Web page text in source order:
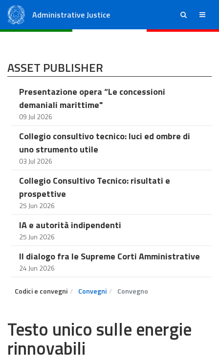
Administrative Justice ricerca menu
ASSET PUBLISHER
Presentazione opera “Le concessioni
demaniali marittime"
09 Jul 2026
Collegio consultivo tecnico: luci ed ombre di
uno strumento utile
03 Jul 2026
Collegio Consultivo Tecnico: risultati e
prospettive
25 Jun 2026
IA e autorità indipendenti
25 Jun 2026
Il dialogo fra le Supreme Corti Amministrative
24 Jun 2026
Codici e convegni Convegni Convegno
Testo unico sulle energie
rinnovabili